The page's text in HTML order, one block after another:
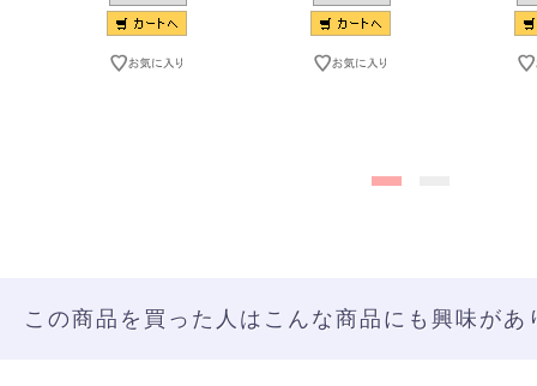
この商品を買った人はこんな商品にも興味があ